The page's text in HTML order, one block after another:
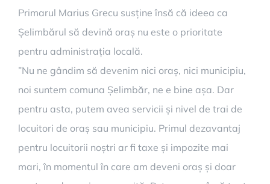
Primarul Marius Grecu susține însă că ideea ca
Șelimbărul să devină oraș nu este o prioritate
pentru administrația locală.
”Nu ne gândim să devenim nici oraș, nici municipiu,
noi suntem comuna Șelimbăr, ne e bine așa. Dar
pentru asta, putem avea servicii și nivel de trai de
locuitori de oraș sau municipiu. Primul dezavantaj
pentru locuitorii noștri ar fi taxe și impozite mai
mari, în momentul în care am deveni oraș și doar